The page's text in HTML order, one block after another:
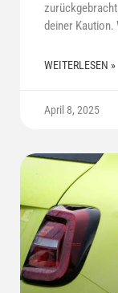
deiner Kaution.
WEITERLESEN »
April 8, 2025